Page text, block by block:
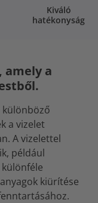
Kiváló
hatékonyság
amely a
különböző
a vizelet
A vizelettel
például
kiürítése